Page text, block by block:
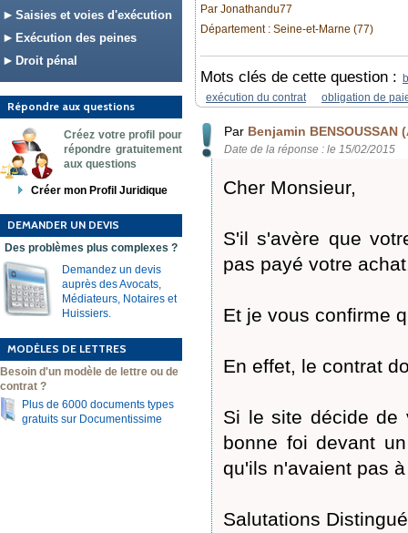
Saisies et voies d'exécution
Exécution des peines
Droit pénal
Répondre aux questions
Créez votre profil pour
répondre gratuitement
aux questions
Créer mon Profil Juridique
DEMANDER UN DEVIS
Des problèmes plus complexes ?
Demandez un devis
auprès des Avocats,
Médiateurs, Notaires et
Huissiers.
MODÈLES DE LETTRES
Besoin d'un modèle de lettre ou de
contrat ?
Plus de 6000 documents types
gratuits sur Documentissime
Par Jonathandu77
Département : Seine-et-Marne (77)
Mots clés de cette question :
exécution du contrat
obligation de
Par Benjamin BENSOUSSAN
Date de la réponse : le 15/02/2015
Cher Monsieur,
S'il s'avère que
pas payé votre
Et je vous confirme
En effet, le contrat
Si le site décide de
bonne foi devant
qu'ils n'avaient pas
Salutations